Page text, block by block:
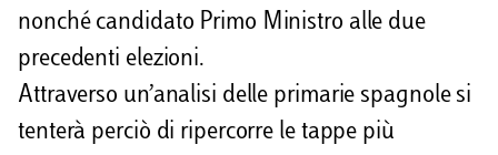
nonché candidato Primo Ministro alle due
precedenti elezioni.
Attraverso un’analisi delle primarie spagnole si
tenterà perciò di ripercorre le tappe più